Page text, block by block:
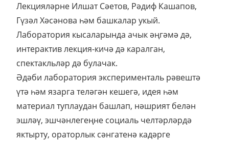
Лекцияләрне Илшат Сәетов, Рәдиф Кашапов,
Гүзәл Хәсәнова һәм башкалар укый.
Лаборатория кысаларында ачык әңгәмә дә,
интерактив лекция-кичә дә каралган,
спектакльләр дә булачак.
Әдәби лаборатория эксперименталь рәвештә
үтә һәм язарга теләгән кешегә, идея һәм
материал туплаудан башлап, нәшрият белән
эшләү, эшчәнлегеңне социаль челтәрләрдә
яктырту, ораторлык сәнгатенә кадәрге